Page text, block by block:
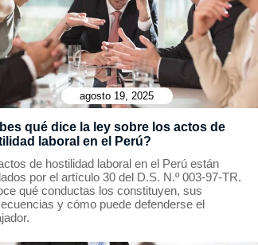
agosto 19, 2025
qué dice la ley sobre los actos de
laboral en el Perú?
de hostilidad laboral en el Perú están
por el artículo 30 del D.S. N.º 003-97-TR.
qué conductas los constituyen, sus
y cómo puede defenderse el